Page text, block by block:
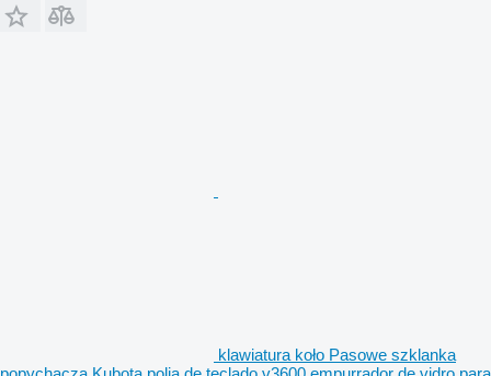
klawiatura koło Pasowe szklanka